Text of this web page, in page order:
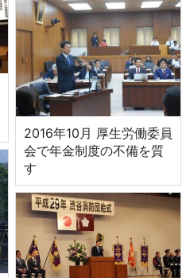
2016年10月 厚生労働委員
会で年金制度の不備を質
す